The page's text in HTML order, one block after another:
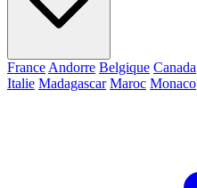
France Andorre Belgique Canada
Italie Madagascar Maroc Monaco